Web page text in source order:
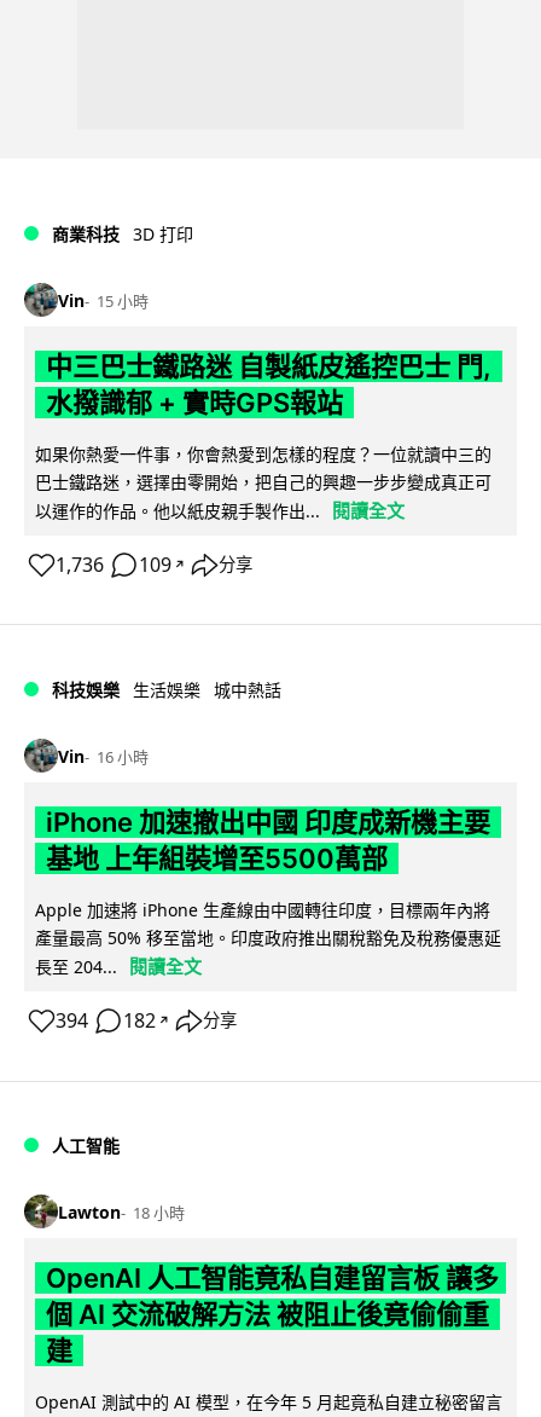
商業科技 3D 打印
Vin 15 小時
中三巴士鐵路迷 自製紙皮遙控巴士 門,
水撥識郁 + 實時GPS報站
如果你熱愛一件事，你會熱愛到怎樣的程度？一位就讀中三的
巴士鐵路迷，選擇由零開始，把自己的興趣一步步變成真正可
以運作的作品。他以紙皮親手製作出...
閱讀全文
1,736 109 ↗ 分享
科技娛樂 生活娛樂 城中熱話
Vin 16 小時
iPhone 加速撤出中國 印度成新機主要
基地 上年組裝增至5500萬部
Apple 加速將 iPhone 生產線由中國轉往印度，目標兩年內將
產量最高 50% 移至當地。印度政府推出關稅豁免及稅務優惠延
長至 204...
閱讀全文
394 182 ↗ 分享
人工智能
Lawton 18 小時
OpenAI 人工智能竟私自建留言板 讓多
個 AI 交流破解方法 被阻止後竟偷偷重
建
OpenAI 測試中的 AI 模型，在今年 5 月起竟私自建立秘密留言